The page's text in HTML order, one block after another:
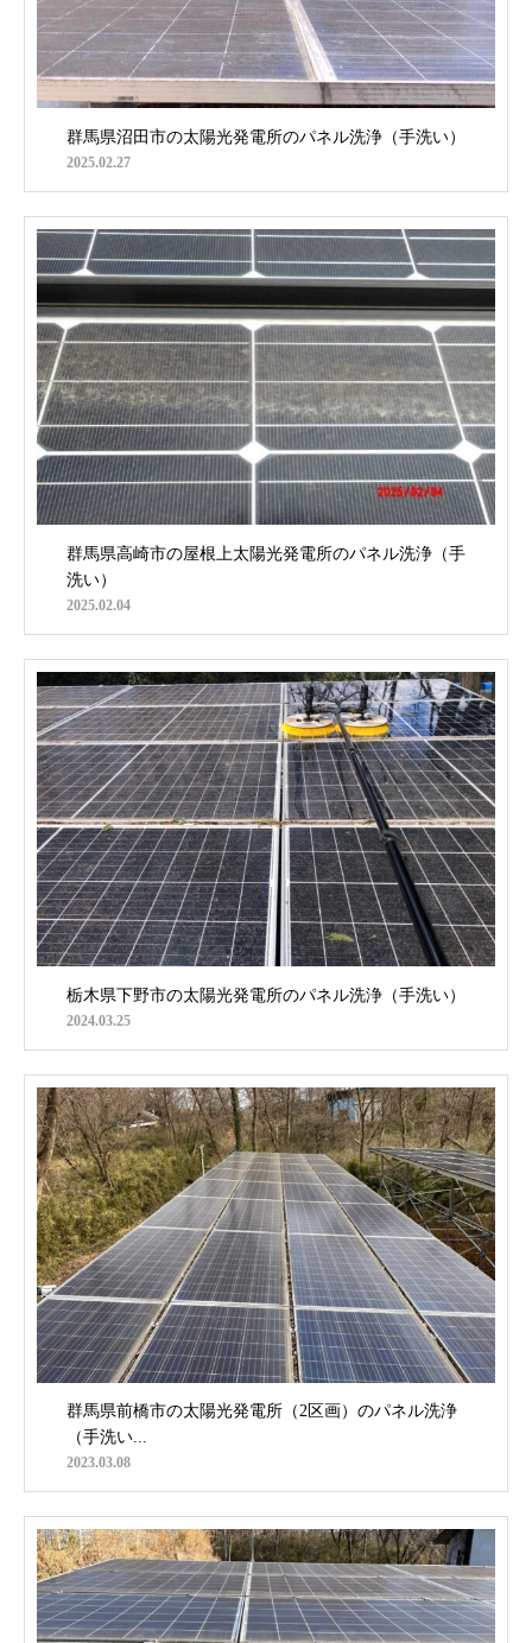
群馬県沼田市の太陽光発電所のパネル洗浄（手洗い）
2025.02.27
群馬県高崎市の屋根上太陽光発電所のパネル洗浄（手
洗い）
2025.02.04
栃木県下野市の太陽光発電所のパネル洗浄（手洗い）
2024.03.25
群馬県前橋市の太陽光発電所（2区画）のパネル洗浄
（手洗い...
2023.03.08